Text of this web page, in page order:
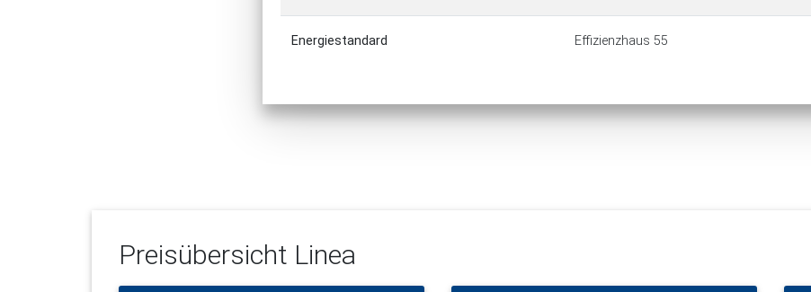
Energiestandard Effizienzhaus 55
Preisübersicht Linea